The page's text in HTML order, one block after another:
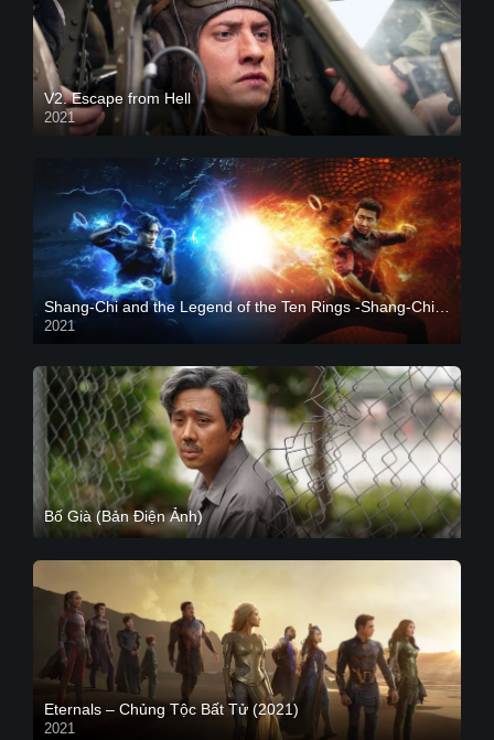
V2. Escape from Hell
2021
Shang-Chi and the Legend of the Ten Rings -Shang-Chi và huyền thoại Thập Luân
2021
CAM
Bố Già (Bản Điện Ảnh)
Eternals – Chủng Tộc Bất Tử (2021)
2021